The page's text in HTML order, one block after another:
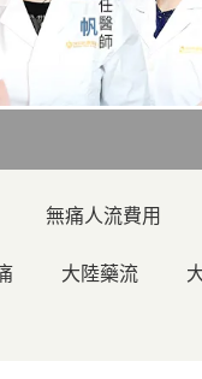
無痛人流費用
大陸藥流